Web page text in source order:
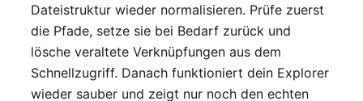
Dateistruktur wieder normalisieren. Prüfe zuerst
die Pfade, setze sie bei Bedarf zurück und
lösche veraltete Verknüpfungen aus dem
Schnellzugriff. Danach funktioniert dein Explorer
wieder sauber und zeigt nur noch den echten